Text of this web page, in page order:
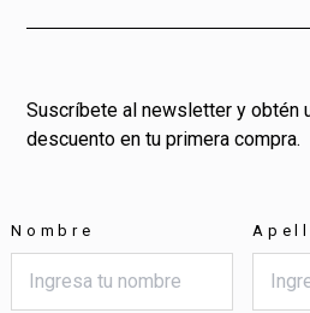
Suscríbete al newsletter y obtén
descuento en tu primera compra.
Nombre